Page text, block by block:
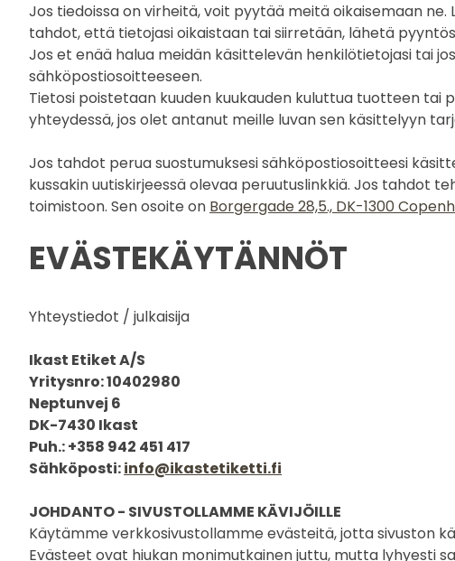
Jos tiedoissa on virheitä, voit pyytää meitä oikaisemaan
tahdot, että tietojasi oikaistaan tai siirretään, lähetä
Jos et enää halua meidän käsittelevän henkilötietojasi tai
sähköpostiosoitteeseen.
Tietosi poistetaan kuuden kuukauden kuluttua tuotteen
yhteydessä, jos olet antanut meille luvan sen käsittelyyn
Jos tahdot perua suostumuksesi sähköpostiosoitteesi
kussakin uutiskirjeessä olevaa peruutuslinkkiä. Jos tahdot
toimistoon. Sen osoite on Borgergade 28,5., DK-1300
EVÄSTEKÄYTÄNNÖT
Yhteystiedot / julkaisija
Ikast Etiket A/S
Yritysnro: 10402980
Neptunvej 6
DK-7430 Ikast
Puh.: +358 942 451 417
Sähköposti:info@ikastetiketti.fi
JOHDANTO - SIVUSTOLLAMME KÄVIJÖILLE
Käytämme verkkosivustollamme evästeitä, jotta sivuston
Evästeet ovat hiukan monimutkainen juttu, mutta lyhyesti